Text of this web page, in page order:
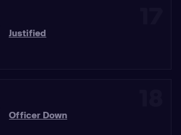
Justified
Officer Down